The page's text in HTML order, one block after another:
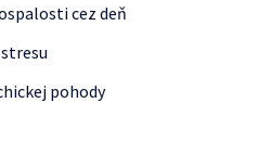
cez deň
pohody